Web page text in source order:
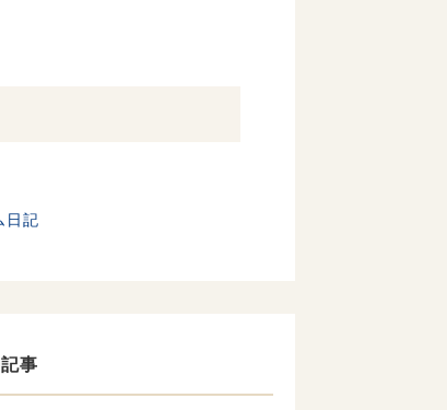
日記
事